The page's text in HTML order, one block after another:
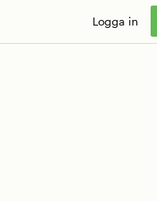
Logga in